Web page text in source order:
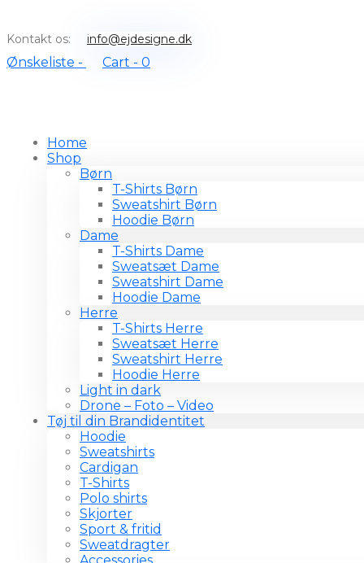
Kontakt os: info@ejdesigne.dk
Ønskeliste - Cart - 0
Home
Shop
Børn
T-Shirts Børn
Sweatshirt Børn
Hoodie Børn
Dame
T-Shirts Dame
Sweatsæt Dame
Sweatshirt Dame
Hoodie Dame
Herre
T-Shirts Herre
Sweatsæt Herre
Sweatshirt Herre
Hoodie Herre
Light in dark
Drone – Foto – Video
Tøj til din Brandidentitet
Hoodie
Sweatshirts
Cardigan
T-Shirts
Polo shirts
Skjorter
Sport & fritid
Sweatdragter